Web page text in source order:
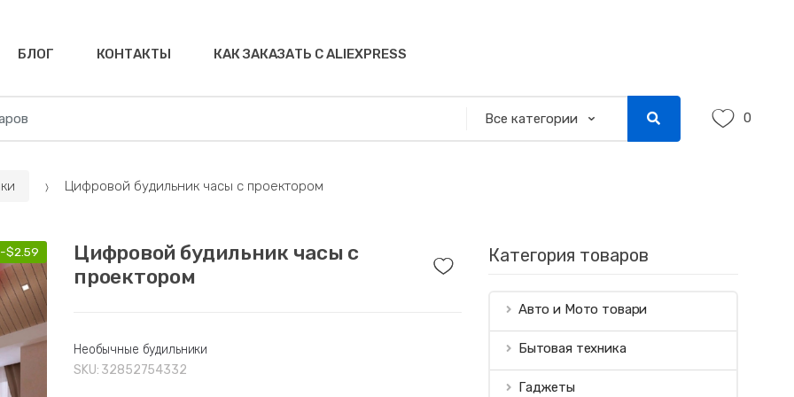
БЛОГ КОНТАКТЫ КАК ЗАКАЗАТЬ С ALIEXPRESS
0
Цифровой будильник часы с проектором
-$2.59
Цифровой будильник часы с
проектором
Необычные будильники
SKU: 32852754332
Категория товаров
Авто и Мото товари
Бытовая техника
Гаджеты